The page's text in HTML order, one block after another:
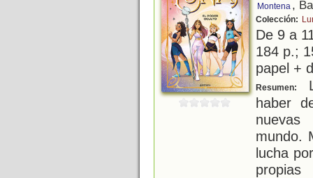
Montena ,
Colección:
De 9 a
184 p.;
papel +
Resumen:
haber
nuevas
mundo.
lucha
propias